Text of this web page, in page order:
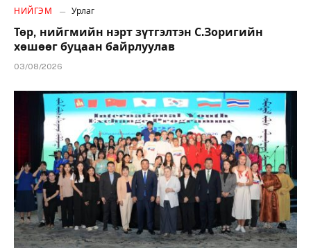
НИЙГЭМ Урлаг
Төр, нийгмийн нэрт зүтгэлтэн С.Зоригийн
хөшөөг буцаан байрлуулав
03/08/2026